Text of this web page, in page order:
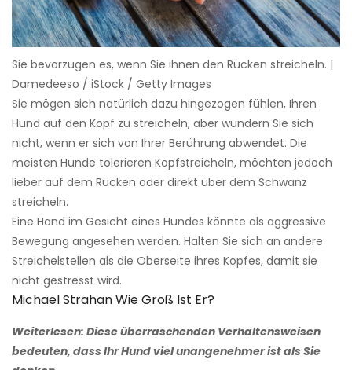
Sie bevorzugen es, wenn Sie ihnen den Rücken streicheln. |
Damedeeso / iStock / Getty Images
Sie mögen sich natürlich dazu hingezogen fühlen, Ihren
Hund auf den Kopf zu streicheln, aber wundern Sie sich
nicht, wenn er sich von Ihrer Berührung abwendet. Die
meisten Hunde tolerieren Kopfstreicheln, möchten jedoch
lieber auf dem Rücken oder direkt über dem Schwanz
streicheln.
Eine Hand im Gesicht eines Hundes könnte als aggressive
Bewegung angesehen werden. Halten Sie sich an andere
Streichelstellen als die Oberseite ihres Kopfes, damit sie
nicht gestresst wird.
Michael Strahan Wie Groß Ist Er?
Weiterlesen: Diese überraschenden Verhaltensweisen
bedeuten, dass Ihr Hund viel unangenehmer ist als Sie